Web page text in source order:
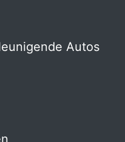
Autos